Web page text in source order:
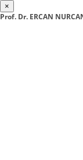
×
Prof. Dr. ERCAN